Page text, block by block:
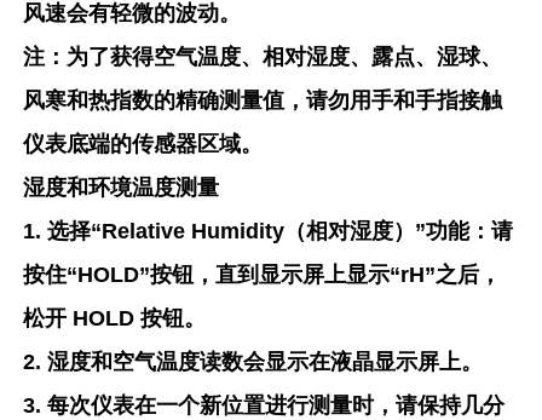
风速会有轻微的波动。
注：为了获得空气温度、相对湿度、露点、湿球、
风寒和热指数的精确测量值，请勿用手和手指接触
仪表底端的传感器区域。
湿度和环境温度测量
1. 选择“Relative Humidity（相对湿度）”功能：请
按住“HOLD”按钮，直到显示屏上显示“rH”之后，
松开 HOLD 按钮。
2. 湿度和空气温度读数会显示在液晶显示屏上。
3. 每次仪表在一个新位置进行测量时，请保持几分